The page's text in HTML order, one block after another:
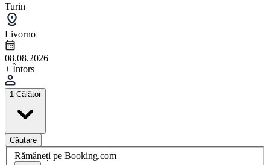
Turin
Livorno
08.08.2026
+ Întors
1 Călător
Căutare
Rămâneți pe Booking.com